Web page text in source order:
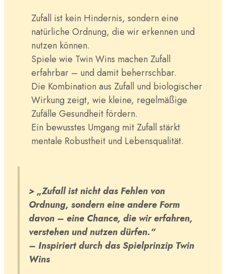
Zufall ist kein Hindernis, sondern eine
natürliche Ordnung, die wir erkennen und
nutzen können.
Spiele wie Twin Wins machen Zufall
erfahrbar – und damit beherrschbar.
Die Kombination aus Zufall und biologischer
Wirkung zeigt, wie kleine, regelmäßige
Zufälle Gesundheit fördern.
Ein bewusstes Umgang mit Zufall stärkt
mentale Robustheit und Lebensqualität.
> „Zufall ist nicht das Fehlen von
Ordnung, sondern eine andere Form
davon – eine Chance, die wir erfahren,
verstehen und nutzen dürfen.“
– Inspiriert durch das Spielprinzip Twin
Wins